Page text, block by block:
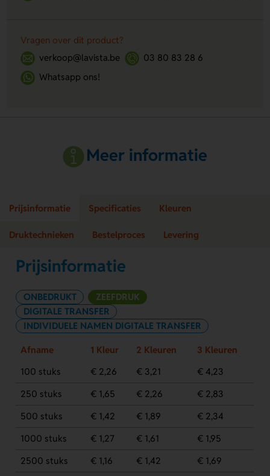
Vragen over dit product?
verkoop@lavista.be
03 80 83 28 6
Whatsapp ons!
Meer informatie
Prijsinformatie Specificaties Kleuren
Druktechnieken Bestelproces Levering
Prijsinformatie
ONBEDRUKT
ZEEFDRUK
DIGITALE TRANSFER
INDIVIDUELE NAMEN DIGITALE TRANSFER
Afname 1 Kleur 2 Kleuren
3 Kleuren
100 stuks
€ 2,26 € 3,21
€ 4,23
250 stuks
€ 1,65 € 2,26
€ 2,83
500 stuks
€ 1,42 € 1,89
€ 2,34
1000 stuks
€ 1,27 € 1,61
€ 1,95
2500 stuks
€ 1,16 € 1,42
€ 1,69